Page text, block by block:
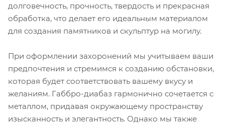
долговечность, прочность, твердость и прекрасная
обработка, что делает его идеальным материалом
для создания памятников и скульптур на могилу.
При оформлении захоронений мы учитываем ваши
предпочтения и стремимся к созданию обстановки,
которая будет соответствовать вашему вкусу и
желаниям. Габбро-диабаз гармонично сочетается с
металлом, придавая окружающему пространству
изысканность и элегантность. Однако мы также